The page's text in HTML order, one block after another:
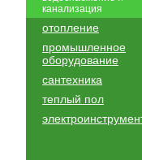
канализация
отопление
промышленное
оборудование
сантехника
теплый пол